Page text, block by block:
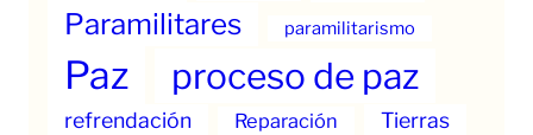
Paramilitares paramilitarismo
Paz proceso de paz
refrendación Reparación
Tierras